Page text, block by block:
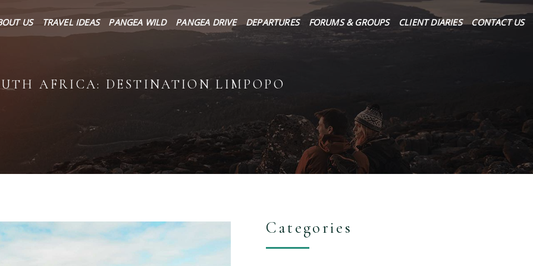
US TRAVEL IDEAS PANGEA WILD PANGEA DRIVE DEPARTURES FORUMS & GROUPS CLIENT DIARIES CONTACT US
AFRICA: DESTINATION LIMPOPO
About Us
Travel Ideas
Pangea Wild
Pangea Drive
Departures
Forums & Groups
Client Diaries
Contact Us
Categories